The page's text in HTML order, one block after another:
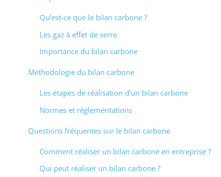
Qu’est-ce que le bilan carbone ?
Les gaz à effet de serre
Importance du bilan carbone
Méthodologie du bilan carbone
Les étapes de réalisation d’un bilan carbone
Normes et réglementations
Questions fréquentes sur le bilan carbone
Comment réaliser un bilan carbone en entreprise ?
Qui peut réaliser un bilan carbone ?